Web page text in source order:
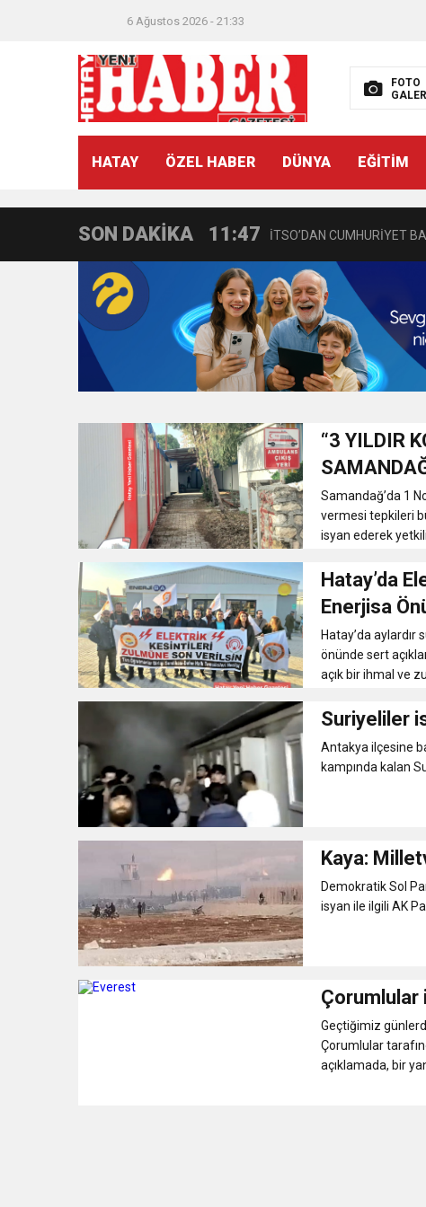
6 Ağustos 2026 - 21:33
FOTO
GALERI
HATAY ÖZEL HABER DÜNYA EĞİTİM
SON DAKİKA
21:40
11:47 İTSO’DAN CUMHURİYET
18:55 İNCE’NİN CHP’DE
11:57 IŞIL Eczanesi Görkemli Bir
21:40
3:47 Belediye Başkanı İbrahim
6:19 HBB BAŞKANI ÖNTÜRK’ÜN
17:36
1:00 İTSO İŞ-KUR SGK
21:40 CEYLANDERE’DE BAŞKAN
18:22 BAŞKAN SAMİ
“3 YILDIR
Samandağ’da 1
vermesi tepkileri
isyan ederek
Hatay’da
Enerjisa
Hatay’da aylardır
önünde sert
açık bir ihmal ve
Suriyeliler
Antakya ilçesine
kampında kalan
Kaya:
Demokratik Sol
isyan ile ilgili AK
Çorumlular
Geçtiğimiz
Çorumlular
açıklamada, bir